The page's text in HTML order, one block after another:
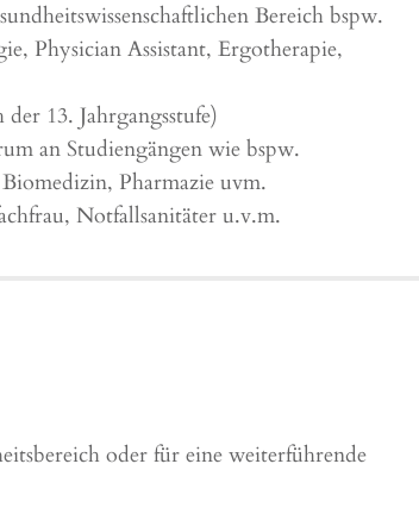
Bereich bspw.
Physician Assistant, Ergotherapie,
13. Jahrgangsstufe)
an Studiengängen wie bspw.
Pharmazie uvm.
Notfallsanitäter u.v.m.
oder für eine weiterführende